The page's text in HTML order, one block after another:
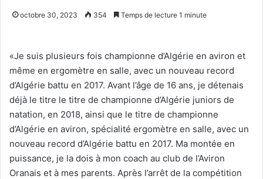
octobre 30, 2023 354 Temps de lecture 1 minute
«Je suis plusieurs fois championne d’Algérie en aviron et
même en ergomètre en salle, avec un nouveau record
d’Algérie battu en 2017. Avant l’âge de 16 ans, je détenais
déjà le titre le titre de championne d’Algérie juniors de
natation, en 2018, ainsi que le titre de championne
d’Algérie en aviron, spécialité ergomètre en salle, avec un
nouveau record d’Algérie battu en 2017. Ma montée en
puissance, je la dois à mon coach au club de l’Aviron
Oranais et à mes parents. Après l’arrêt de la compétition